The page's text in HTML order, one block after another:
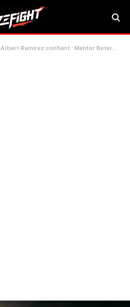
Albert Ramirez confiant : Mentor Beterbiev va terrasser Bivol sur le ring